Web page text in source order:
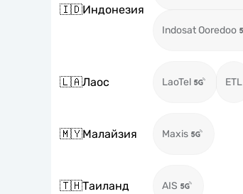
🇮🇩Индонезия
Indosat Ooredoo
🇱🇦Лаос LaoTel ETL
🇲🇾Малайзия Maxis
🇹🇭Таиланд AIS